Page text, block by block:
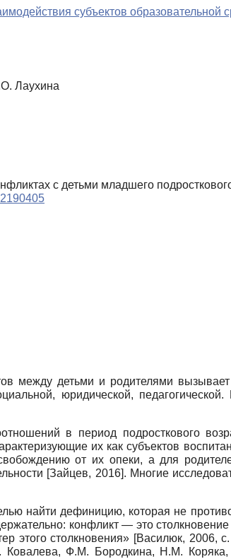
субъектов образовательной
Лаухина
с детьми младшего
между детьми и родителями
юридической,
в период подросткового
их как субъектов
от их опеки, а для
[Зайцев, 2016]. Многие
найти дефиницию, которая не
конфликт — это столкновение
этого столкновения» [Василюк, 2006,
Ковалева, Ф.М. Бородкина, Н.М.